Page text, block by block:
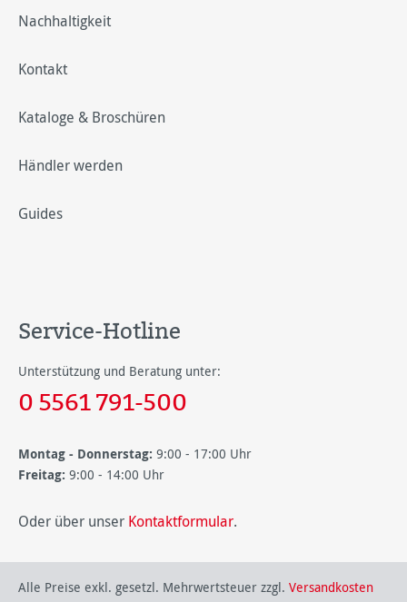
Nachhaltigkeit
Kontakt
Kataloge & Broschüren
Händler werden
Guides
Service-Hotline
Unterstützung und Beratung unter:
0 5561 791-500
Montag - Donnerstag: 9:00 - 17:00 Uhr
Freitag: 9:00 - 14:00 Uhr
Oder über unser Kontaktformular.
Alle Preise exkl. gesetzl. Mehrwertsteuer zzgl. Versandkosten